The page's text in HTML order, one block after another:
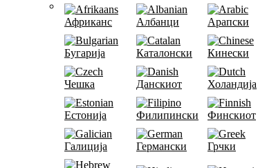
Африканс Албанци Арапски
Бугарија Каталонски Кинески
Чешка Данскиот Холандија
Естонија Филипински Финскиот
Галиција Германски Грчки